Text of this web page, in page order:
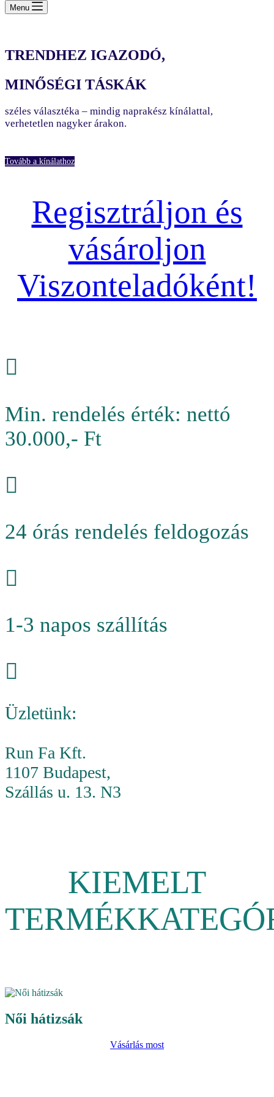
cartMenu
TRENDHEZ IGAZODÓ,
MINŐSÉGI TÁSKÁK
széles választéka – mindig naprakész kínálattal,
verhetetlen nagyker árakon.
Tovább a kínálathoz
Regisztráljon és
vásároljon
Viszonteladóként!
Min. rendelés érték: nettó
30.000,- Ft
24 órás rendelés feldogozás
1-3 napos szállítás
Üzletünk:
Run Fa Kft.
1107 Budapest,
Szállás u. 13. N3
KIEMELT
Női hátizsák
Vásárlás most